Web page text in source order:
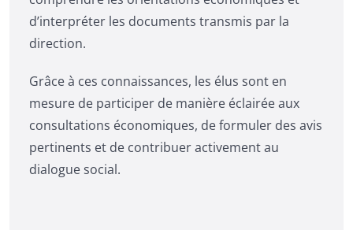
d’interpréter les documents transmis par la
direction.
Grâce à ces connaissances, les élus sont en
mesure de participer de manière éclairée aux
consultations économiques, de formuler des avis
pertinents et de contribuer activement au
dialogue social.